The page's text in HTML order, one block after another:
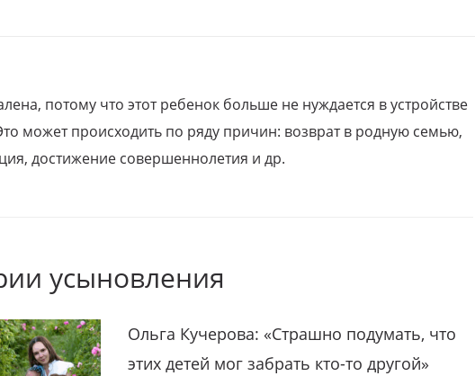
потому что этот ребенок больше не нуждается в устройстве
может происходить по ряду причин: возврат в родную семью,
достижение совершеннолетия и др.
усыновления
Ольга Кучерова: «Страшно подумать, что
этих детей мог забрать кто-то другой»